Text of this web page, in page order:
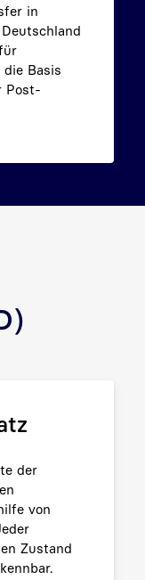
in
Basis
Post-
der
von
Zustand